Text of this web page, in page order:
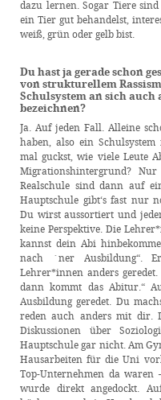
dazu lernen. Sogar Tiere
ein Tier gut behandelst,
weiß, grün oder gelb bist.
Du hast ja gerade schon
von strukturellem
Schulsystem an sich
bezeichnen?
Ja. Auf jeden Fall. Alleine
haben, also ein
mal guckst, wie viele Leute
Migrationshintergrund?
Realschule sind dann auf
Hauptschule gibt‘s fast nur
Du wirst aussortiert und
keine Perspektive. Die
kannst dein Abi
nach ´ner Ausbildung“.
Lehrer*innen anders
dann kommt das Abitur.“
Ausbildung geredet. Du
reden auch anders mit dir.
Diskussionen über
Hauptschule gar nicht. Am
Hausarbeiten für die Uni
Top-Unternehmen da waren
wurde direkt angedockt.